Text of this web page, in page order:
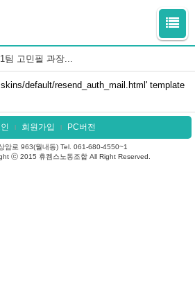
팀 고민필 과장...
default/resend_auth_mail.html' template
l 회원가입 l PC버전
암로 963(월내동) Tel. 061-680-4550~1
ⓒ 2015 휴켐스노동조합 All Right Reserved.